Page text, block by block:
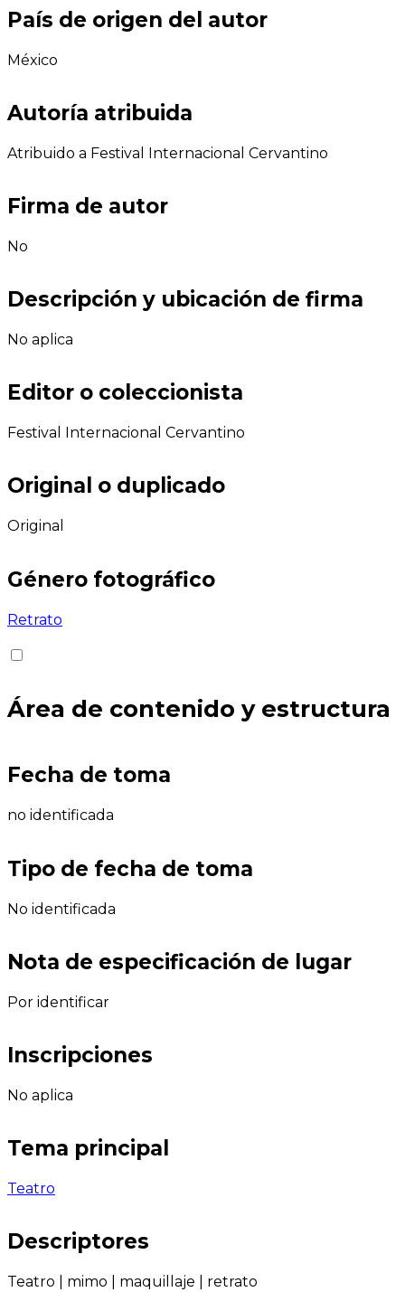
País de origen del autor
México
Autoría atribuida
Atribuido a Festival Internacional Cervantino
Firma de autor
No
Descripción y ubicación de firma
No aplica
Editor o coleccionista
Festival Internacional Cervantino
Original o duplicado
Original
Género fotográfico
Retrato
Área de contenido y estructura
Fecha de toma
no identificada
Tipo de fecha de toma
No identificada
Nota de especificación de lugar
Por identificar
Inscripciones
No aplica
Tema principal
Teatro
Descriptores
Teatro mimo maquillaje retrato